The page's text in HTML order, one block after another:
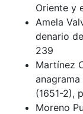
Oriente y
Amela
denario de
239
Martínez
(1651-2),
Moreno